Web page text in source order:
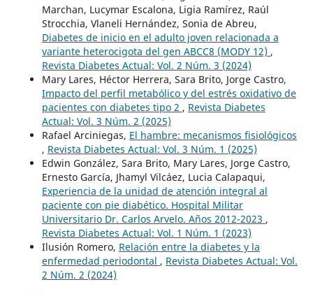
Marchan, Lucymar Escalona, Ligia Ramírez, Raúl
Strocchia, Vlaneli Hernández, Sonia de Abreu,
Diabetes de inicio en el adulto joven relacionada a
variante heterocigota del gen ABCC8 (MODY 12) ,
Revista Diabetes Actual: Vol. 2 Núm. 3 (2024)
Mary Lares, Héctor Herrera, Sara Brito, Jorge Castro,
Impacto del perfil metabólico y del estrés oxidativo de
pacientes con diabetes tipo 2 , Revista Diabetes
Actual: Vol. 3 Núm. 2 (2025)
Rafael Arciniegas, El hambre: mecanismos fisiológicos
, Revista Diabetes Actual: Vol. 3 Núm. 1 (2025)
Edwin González, Sara Brito, Mary Lares, Jorge Castro,
Ernesto García, Jhamyl Vilcáez, Lucia Calapaqui,
Experiencia de la unidad de atención integral al
paciente con pie diabético. Hospital Militar
Universitario Dr. Carlos Arvelo. Años 2012-2023 ,
Revista Diabetes Actual: Vol. 1 Núm. 1 (2023)
Ilusión Romero, Relación entre la diabetes y la
enfermedad periodontal , Revista Diabetes Actual: Vol.
2 Núm. 2 (2024)